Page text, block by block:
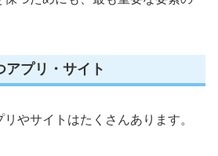
アプリ・サイト
やサイトはたくさんあります。